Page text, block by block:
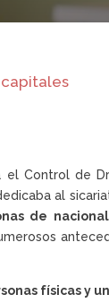
el Control de
al
de
físicas y